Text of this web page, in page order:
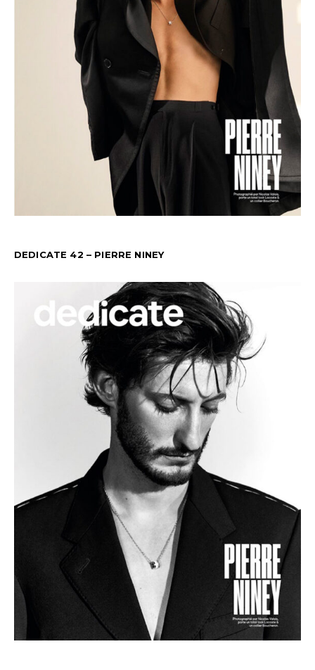
DEDICATE 42 – PIERRE NINEY